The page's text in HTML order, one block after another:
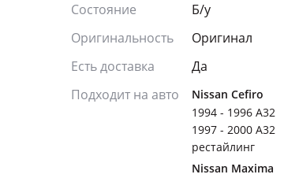
Состояние
Б/y
Оригинальность
Оригинал
Есть доставка
Да
Подходит на авто
Nissan Cefiro
1994 - 1996 A32
1997 - 2000 A32
рестайлинг
Nissan Maxima